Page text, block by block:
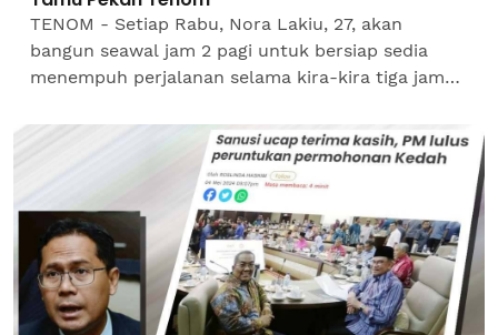
TENOM - Setiap Rabu, Nora Lakiu, 27, akan
bangun seawal jam 2 pagi untuk bersiap sedia
menempuh perjalanan selama kira-kira tiga jam
Kemabong untuk diniagakan di...